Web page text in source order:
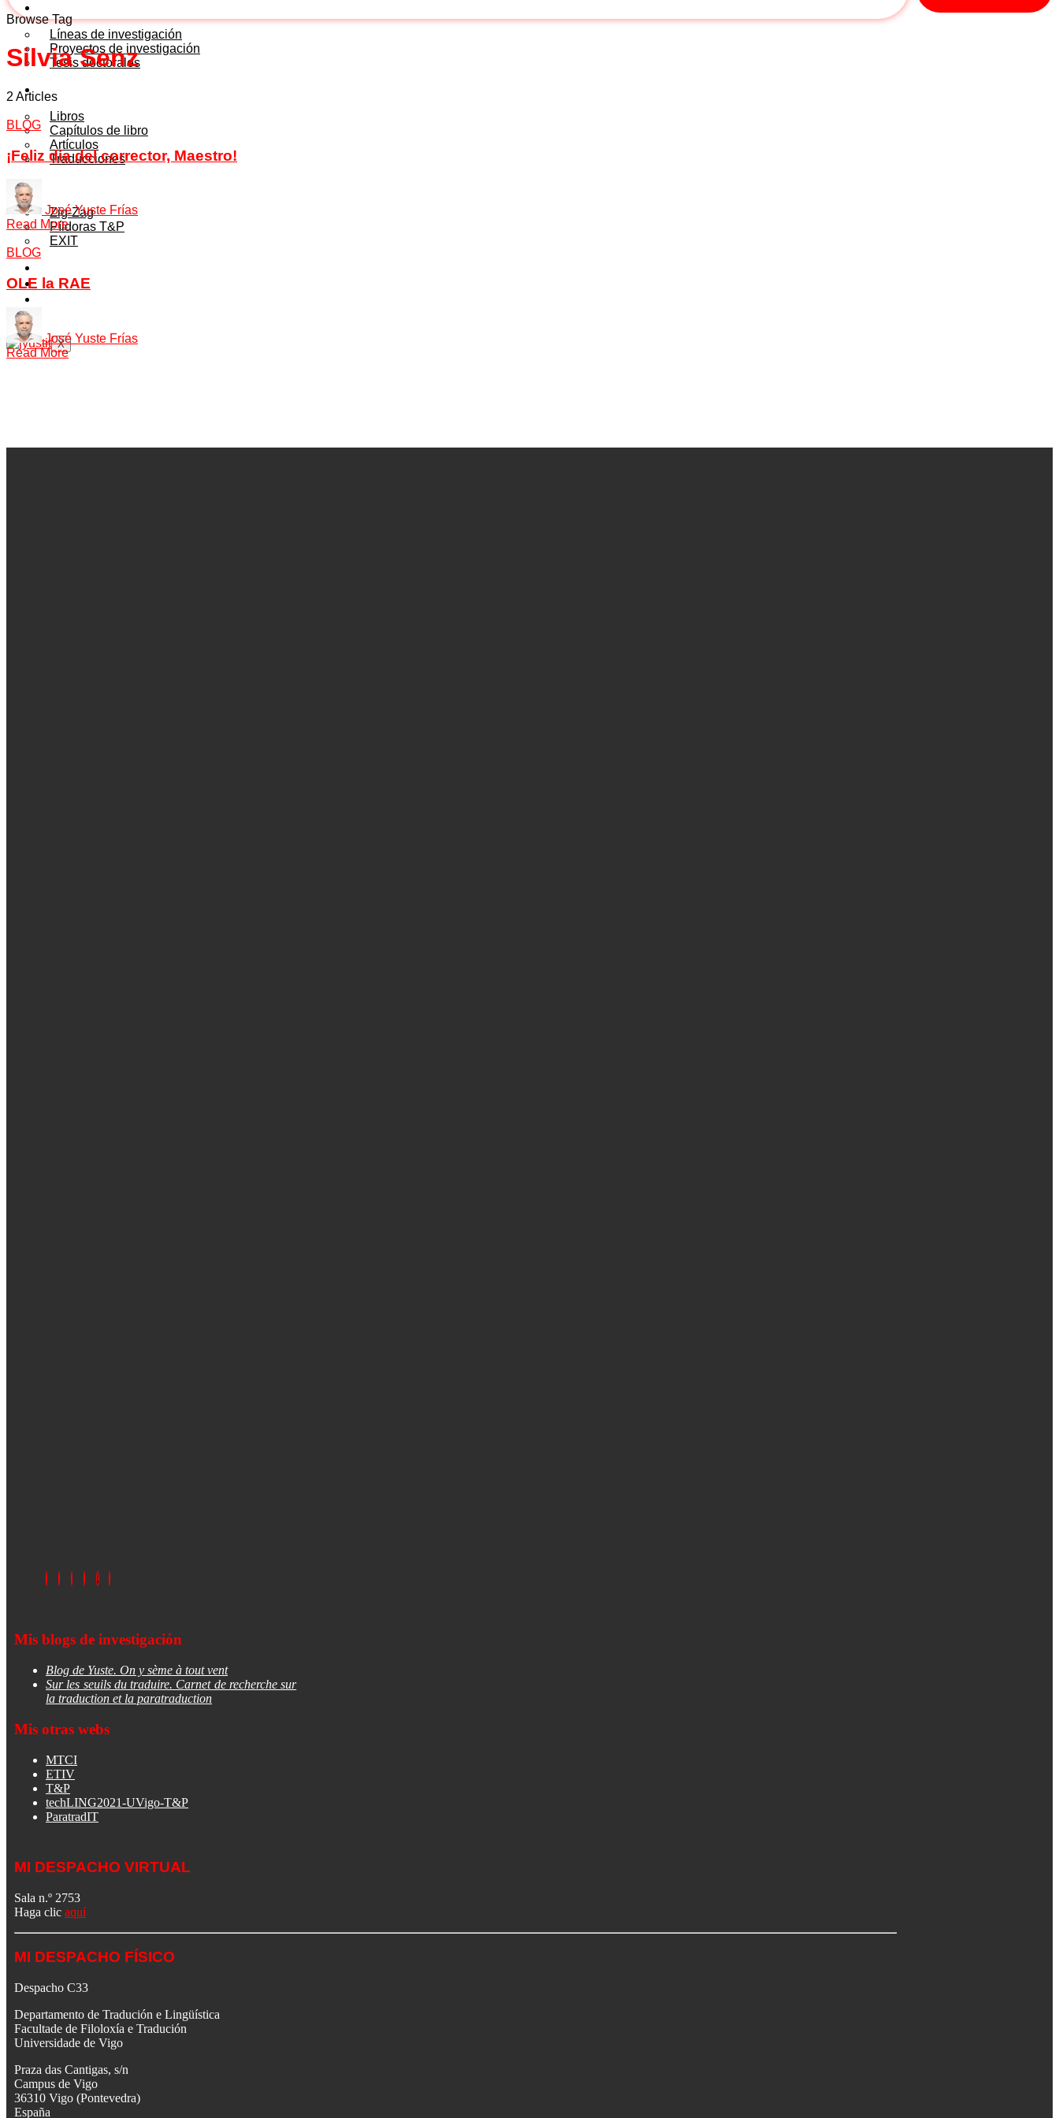
Líneas de investigación
Proyectos de investigación
Tesis doctorales
Libros
Capítulos de libro
Artículos
Traducciones
Zig-Zag
Píldoras T&P
EXIT
BLOG
X
Browse Tag
Silvia Senz
2 Articles
BLOG
¡Feliz día del corrector, Maestro!
José Yuste Frías
Read More
BLOG
OLE la RAE
José Yuste Frías
Read More
Mis blogs de investigación
Blog de Yuste. On y sème à tout vent
Sur les seuils du traduire. Carnet de recherche sur
la traduction et la paratraduction
Mis otras webs
MTCI
ETIV
T&P
techLING2021-UVigo-T&P
ParatradIT
MI DESPACHO VIRTUAL
Sala n.º 2753
Haga clic aquí
MI DESPACHO FÍSICO
Despacho C33
Departamento de Tradución e Lingüística
Facultade de Filoloxía e Tradución
Universidade de Vigo
Praza das Cantigas, s/n
Campus de Vigo
36310 Vigo (Pontevedra)
España